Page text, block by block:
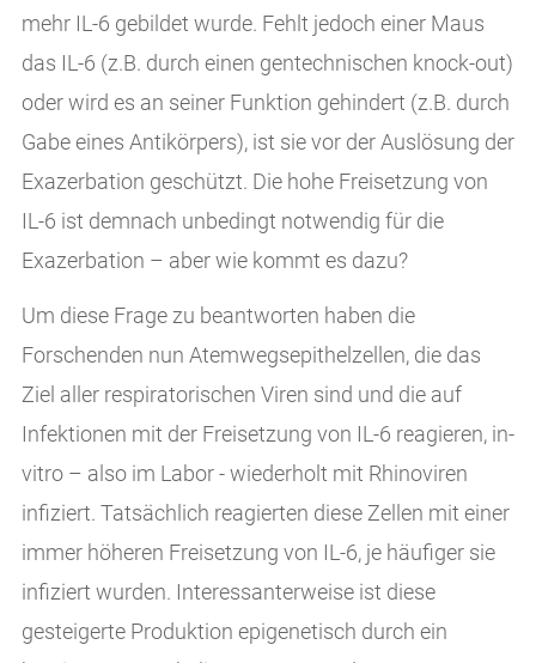
mehr IL-6 gebildet wurde. Fehlt jedoch einer Maus
das IL-6 (z.B. durch einen gentechnischen knock-out)
oder wird es an seiner Funktion gehindert (z.B. durch
Gabe eines Antikörpers), ist sie vor der Auslösung der
Exazerbation geschützt. Die hohe Freisetzung von
IL-6 ist demnach unbedingt notwendig für die
Exazerbation – aber wie kommt es dazu?
Um diese Frage zu beantworten haben die
Forschenden nun Atemwegsepithelzellen, die das
Ziel aller respiratorischen Viren sind und die auf
Infektionen mit der Freisetzung von IL-6 reagieren, in-
vitro – also im Labor - wiederholt mit Rhinoviren
infiziert. Tatsächlich reagierten diese Zellen mit einer
immer höheren Freisetzung von IL-6, je häufiger sie
infiziert wurden. Interessanterweise ist diese
gesteigerte Produktion epigenetisch durch ein